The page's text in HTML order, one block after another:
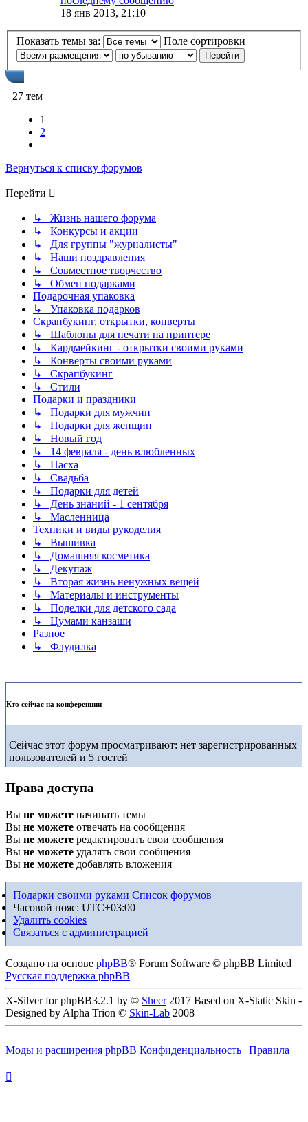
18 янв 2013, 21:10
Показать темы за: Поле сортировки
27 тем
1
2
Вернуться к списку форумов
Перейти
↳ Жизнь нашего форума
↳ Конкурсы и акции
↳ Для группы "журналисты"
↳ Наши поздравления
↳ Совместное творчество
↳ Обмен подарками
Подарочная упаковка
↳ Упаковка подарков
Скрапбукинг, открытки, конверты
↳ Шаблоны для печати на принтере
↳ Кардмейкинг - открытки своими руками
↳ Конверты своими руками
↳ Скрапбукинг
↳ Стили
Подарки и праздники
↳ Подарки для мужчин
↳ Подарки для женщин
↳ Новый год
↳ 14 февраля - день влюбленных
↳ Пасха
↳ Свадьба
↳ Подарки для детей
↳ День знаний - 1 сентября
↳ Масленница
Техники и виды рукоделия
↳ Вышивка
↳ Домашняя косметика
↳ Декупаж
↳ Вторая жизнь ненужных вещей
↳ Материалы и инструменты
↳ Поделки для детского сада
↳ Цумами канзаши
Разное
↳ Флудилка
Кто сейчас на конференции
Сейчас этот форум просматривают: нет зарегистрированных
пользователей и 5 гостей
Права доступа
Вы не можете начинать темы
Вы не можете отвечать на сообщения
Вы не можете редактировать свои сообщения
Вы не можете удалять свои сообщения
Вы не можете добавлять вложения
Подарки своими руками Список форумов
Часовой пояс: UTC+03:00
Удалить cookies
Связаться с администрацией
Создано на основе phpBB® Forum Software © phpBB Limited
Русская поддержка phpBB
X-Silver for phpBB3.2.1 by © Sheer2017 Based on X-Static Skin -
Designed by Alpha Trion © Skin-Lab 2008
Моды и расширения phpBB Конфиденциальность | Правила